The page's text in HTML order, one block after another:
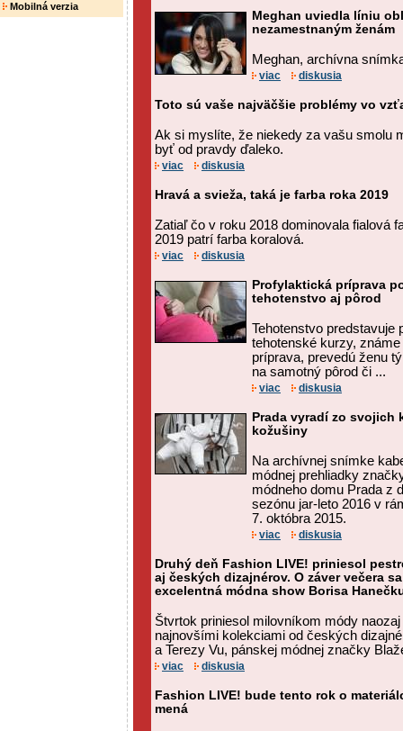
Mobilná verzia
Meghan uviedla líniu
nezamestnaným ženám
Meghan, archívna
viac diskusia
Toto sú vaše najväčšie problémy vo
Ak si myslíte, že niekedy za vašu smolu
byť od pravdy ďaleko.
viac diskusia
Hravá a svieža, taká je farba roka 2019
Zatiaľ čo v roku 2018 dominovala fialová
2019 patrí farba koralová.
viac diskusia
Profylaktická príprava
tehotenstvo aj pôrod
Tehotenstvo
tehotenské kurzy,
príprava, prevedú ženu
na samotný pôrod či ...
viac diskusia
Prada vyradí zo svojich
kožušiny
Na archívnej snímke
módnej prehliadky
módneho domu Prada z
sezónu jar-leto 2016 v
7. októbra 2015.
viac diskusia
Druhý deň Fashion LIVE! priniesol
aj českých dizajnérov. O záver večera
excelentná módna show Borisa
Štvrtok priniesol milovníkom módy
najnovšími kolekciami od českých
a Terezy Vu, pánskej módnej značky
viac diskusia
Fashion LIVE! bude tento rok o
mená